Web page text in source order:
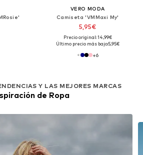
VERO MODA
Camiseta 'VMMaxi My'
5,95€
Precio original: 14,99€
Último precio más bajo:5,95€
+6
Y LAS MEJORES MARCAS
de Ropa